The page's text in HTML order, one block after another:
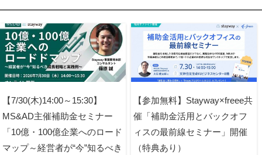
【7/30(木)14:00～15:30】
MS&AD主催補助金セミナー
「10億・100億企業へのロード
マップ～経営者が“今”知るべき
【参加無料】Stayway×freee共
催「補助金活用とバックオフ
ィスの最前線セミナー」開催
（特典あり）